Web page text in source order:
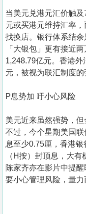
们
当美元兑港元汇价触
元或买港元维持汇率
找换店。银行体系结
「大银包」更有接近
1,248.79亿元。香港
元，被视为联汇制度的
P息势加 吁小心风险
美元近来虽然强势，但
不过，今个星期美国
息至少0.75厘，香港
（H按）封顶息，大
陈家齐亦在影片中提
要小心管理风险，量力